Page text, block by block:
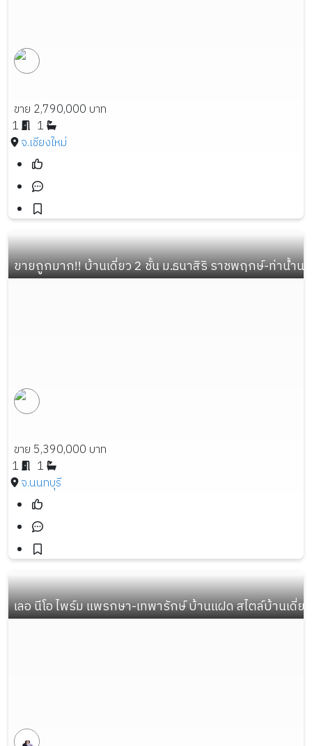
ขาย 2,790,000 บาท
1
1
จ.เชียงใหม่
ขายถูกมาก!! บ้านเดี่ยว 2 ชั้น ม.ธนาสิริ ราชพฤกษ์-ท่าน้ำน
ขาย 5,390,000 บาท
1
1
จ.นนทบุรี
เลอ นีโอ ไพร์ม แพรกษา-เทพารักษ์ บ้านแฝด สไตล์บ้านเดี่